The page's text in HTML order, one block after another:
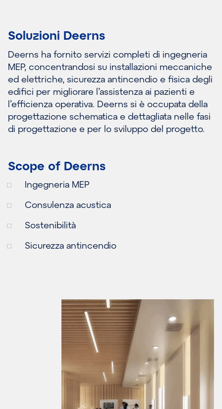
Soluzioni Deerns
Deerns ha fornito servizi completi di ingegneria
MEP, concentrandosi su installazioni meccaniche
ed elettriche, sicurezza antincendio e fisica degli
edifici per migliorare l’assistenza ai pazienti e
l’efficienza operativa. Deerns si è occupata della
progettazione schematica e dettagliata nelle fasi
di progettazione e per lo sviluppo del progetto.
Scope of Deerns
Ingegneria MEP
Consulenza acustica
Sostenibilità
Sicurezza antincendio